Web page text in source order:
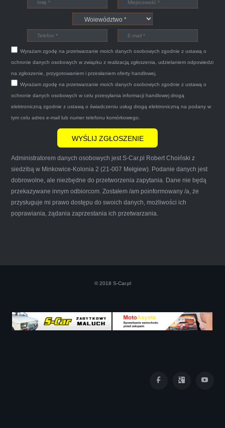
Witam,ja jestem bardzo zadowolona z usługi S-
Car.pl sprzedałam swoją wysłużoną corsinę
tego samego dnia miły grzeczny pan przyjechał
po trzech godzinach autolawetą sprawnie
zapakował auto wypisał dokumenty i wypłacił
gotówkę.Zdecydowanie mogę polecić tą firmę
mnie do skorzystania z ich usług przekonało to
że są na FACEBOOKU i każdy tam może
wyrazić opinię na ich temat.
Iwona Górska
naprawde ludzki, nie zdziera, nie oszukuje.
Wyrażam zgodę na przetwarzanie moich danych osobowych zgodnie z ustawą o
ochronie danych osobowych w związku z realizacją zgłoszenia, udzielaniem odpowiedzi
na zgłoszenie, przygotowaniem i przesłaniem oferty handlowej.
Wyrażam zgodę na przetwarzanie moich danych osobowych zgodnie z ustawą o
ochronie danych osobowych w celu przesyłania informacji handlowej drogą
elektroniczną zgodnie z ustawą o świadczeniu usług drogą elektroniczną na podany w
tym celu adres e-mail lub numer telefonu komórkowego.
Administratorem danych osobowych jest S-Car.pl Robert Choiński z
siedzibą w Minkowice-Kolonia 2 (21-007 Mełgiew). Podanie danych jest
dobrowolne, ale niezbędne do przetworzenia zapytania. Dane nie będą
przekazywane innym odbiorcom. Zostałem /am poinformowany /a, że
przysługuje mi prawo dostępu do swoich danych, możliwości ich
poprawiania, żądania zaprzestania ich przetwarzania.
© 2018 S-Car.pl